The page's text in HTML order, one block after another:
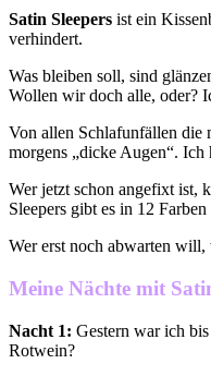
Satin Sleepers ist ein
verhindert.
Was bleiben soll, sind
Wollen wir doch alle, oder?
Von allen Schlafunfällen die
morgens „dicke Augen“.
Wer jetzt schon angefixt ist,
Sleepers gibt es in 12
Wer erst noch abwarten will,
Meine Nächte mit
Nacht 1: Gestern war ich
Rotwein?